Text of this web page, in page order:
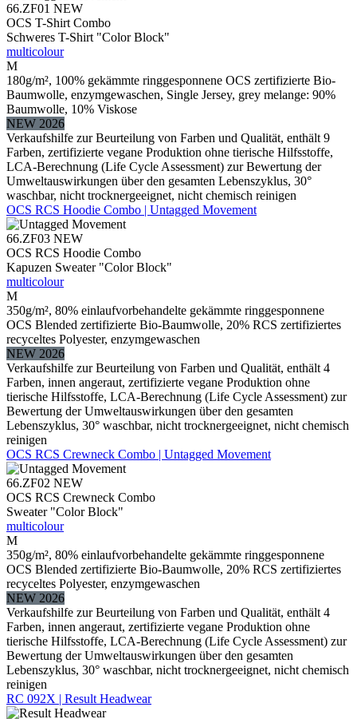
66.ZF01 NEW
OCS T-Shirt Combo
Schweres T-Shirt "Color Block"
multicolour
M
180g/m², 100% gekämmte ringgesponnene OCS zertifizierte Bio-
Baumwolle, enzymgewaschen, Single Jersey, grey melange: 90%
Baumwolle, 10% Viskose
NEW 2026
Verkaufshilfe zur Beurteilung von Farben und Qualität, enthält 9
Farben, zertifizierte vegane Produktion ohne tierische Hilfsstoffe,
LCA-Berechnung (Life Cycle Assessment) zur Bewertung der
Umweltauswirkungen über den gesamten Lebenszyklus, 30°
waschbar, nicht trocknergeeignet, nicht chemisch reinigen
OCS RCS Hoodie Combo | Untagged Movement
66.ZF03 NEW
OCS RCS Hoodie Combo
Kapuzen Sweater "Color Block"
multicolour
M
350g/m², 80% einlaufvorbehandelte gekämmte ringgesponnene
OCS Blended zertifizierte Bio-Baumwolle, 20% RCS zertifiziertes
recyceltes Polyester, enzymgewaschen
NEW 2026
Verkaufshilfe zur Beurteilung von Farben und Qualität, enthält 4
Farben, innen angeraut, zertifizierte vegane Produktion ohne
tierische Hilfsstoffe, LCA-Berechnung (Life Cycle Assessment) zur
Bewertung der Umweltauswirkungen über den gesamten
Lebenszyklus, 30° waschbar, nicht trocknergeeignet, nicht chemisch
reinigen
OCS RCS Crewneck Combo | Untagged Movement
66.ZF02 NEW
OCS RCS Crewneck Combo
Sweater "Color Block"
multicolour
M
350g/m², 80% einlaufvorbehandelte gekämmte ringgesponnene
OCS Blended zertifizierte Bio-Baumwolle, 20% RCS zertifiziertes
recyceltes Polyester, enzymgewaschen
NEW 2026
Verkaufshilfe zur Beurteilung von Farben und Qualität, enthält 4
Farben, innen angeraut, zertifizierte vegane Produktion ohne
tierische Hilfsstoffe, LCA-Berechnung (Life Cycle Assessment) zur
Bewertung der Umweltauswirkungen über den gesamten
Lebenszyklus, 30° waschbar, nicht trocknergeeignet, nicht chemisch
reinigen
RC 092X | Result Headwear